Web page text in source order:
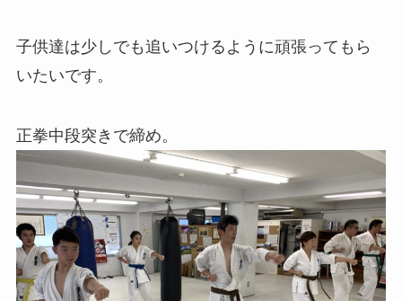
子供達は少しでも追いつけるように頑張ってもら
いたいです。
正拳中段突きで締め。